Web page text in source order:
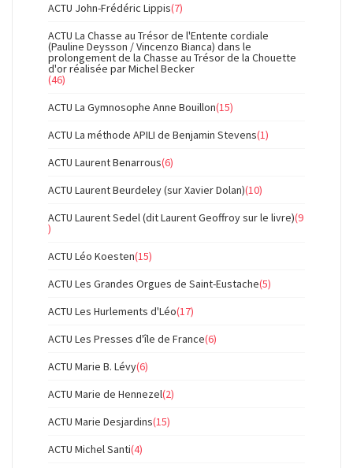
ACTU John-Frédéric Lippis(7)
ACTU La Chasse au Trésor de l'Entente cordiale
(Pauline Deysson / Vincenzo Bianca) dans le
prolongement de la Chasse au Trésor de la Chouette
d'or réalisée par Michel Becker
(46)
ACTU La Gymnosophe Anne Bouillon(15)
ACTU La méthode APILI de Benjamin Stevens(1)
ACTU Laurent Benarrous(6)
ACTU Laurent Beurdeley (sur Xavier Dolan)(10)
ACTU Laurent Sedel (dit Laurent Geoffroy sur le livre)(9
)
ACTU Léo Koesten(15)
ACTU Les Grandes Orgues de Saint-Eustache(5)
ACTU Les Hurlements d'Léo(17)
ACTU Les Presses d'île de France(6)
ACTU Marie B. Lévy(6)
ACTU Marie de Hennezel(2)
ACTU Marie Desjardins(15)
ACTU Michel Santi(4)